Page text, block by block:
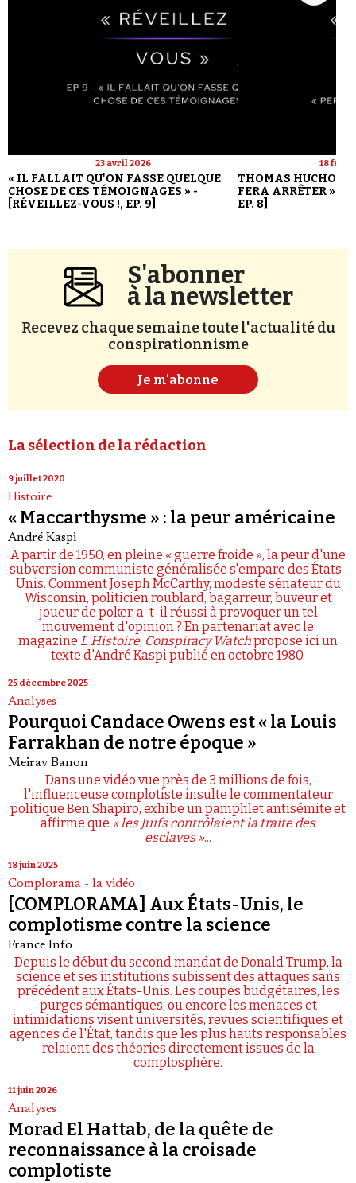
23 avril 2026
« IL FALLAIT QU'ON FASSE QUELQUE
CHOSE DE CES TÉMOIGNAGES » -
[RÉVEILLEZ-VOUS !, EP. 9]
18
THOMAS HUCHON :
FERA ARRÊTER » -
EP. 8]
S'abonner
à la newsletter
Recevez chaque semaine toute l'actualité du
conspirationnisme
Je m'abonne
La sélection de la rédaction
9 juillet 2020
Histoire
« Maccarthysme » : la peur américaine
André Kaspi
A partir de 1950, en pleine « guerre froide », la peur d'une
subversion communiste généralisée s'empare des États-
Unis. Comment Joseph McCarthy, modeste sénateur du
Wisconsin, politicien roublard, bagarreur, buveur et
joueur de poker, a-t-il réussi à provoquer un tel
mouvement d'opinion ? En partenariat avec le
magazine L'Histoire, Conspiracy Watchpropose ici un
texte d'André Kaspi publié en octobre 1980.
25 décembre 2025
Analyses
Pourquoi Candace Owens est « la Louis
Farrakhan de notre époque »
Meirav Banon
Dans une vidéo vue près de 3 millions de fois,
l'influenceuse complotiste insulte le commentateur
politique Ben Shapiro, exhibe un pamphlet antisémite et
affirme que « les Juifs contrôlaient la traite des
esclaves »...
18 juin 2025
Complorama - la vidéo
[COMPLORAMA] Aux États-Unis, le
complotisme contre la science
France Info
Depuis le début du second mandat de Donald Trump, la
science et ses institutions subissent des attaques sans
précédent aux États-Unis. Les coupes budgétaires, les
purges sémantiques, ou encore les menaces et
intimidations visent universités, revues scientifiques et
agences de l'État, tandis que les plus hauts responsables
relaient des théories directement issues de la
complosphère.
11 juin 2026
Analyses
Morad El Hattab, de la quête de
reconnaissance à la croisade
complotiste